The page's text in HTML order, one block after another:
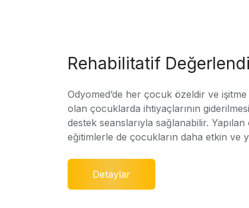
Rehabilitatif
Odyomed’de her çocuk özeldir ve
olan çocuklarda ihtiyaçlarının
destek seanslarıyla sağlanabilir.
eğitimlerle de çocukların daha etkin ve
Detaylar